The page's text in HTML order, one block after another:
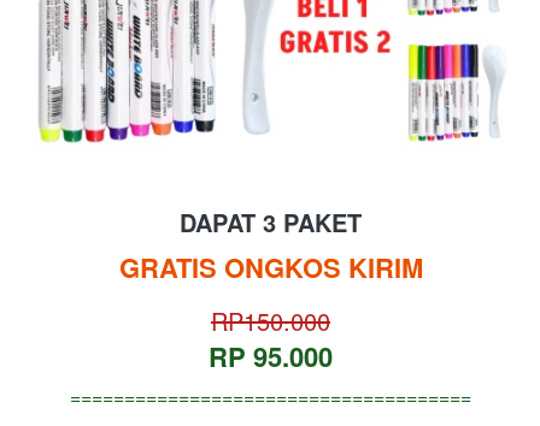
DAPAT 3 PAKET
GRATIS ONGKOS KIRIM
RP150.000
RP 95.000
=====================================